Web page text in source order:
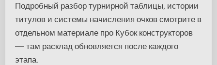
Подробный разбор турнирной таблицы, истории
титулов и системы начисления очков смотрите в
отдельном материале про Кубок конструкторов
— там расклад обновляется после каждого
этапа.